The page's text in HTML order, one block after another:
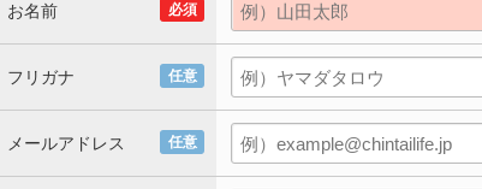
必須
お名前
任意
フリガナ
任意
メールアドレス